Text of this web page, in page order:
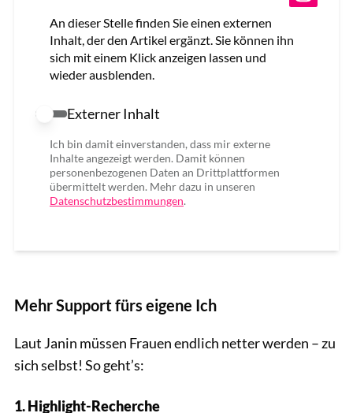
An dieser Stelle finden Sie einen externen
Inhalt, der den Artikel ergänzt. Sie können ihn
sich mit einem Klick anzeigen lassen und
wieder ausblenden.
Externer Inhalt erlauben
Externer Inhalt
Ich bin damit einverstanden, dass mir externe
Inhalte angezeigt werden. Damit können
personenbezogenen Daten an Drittplattformen
übermittelt werden. Mehr dazu in unseren
Datenschutzbestimmungen.
Mehr Support fürs eigene Ich
Laut Janin müssen Frauen endlich netter werden – zu
sich selbst! So geht’s:
1. Highlight-Recherche